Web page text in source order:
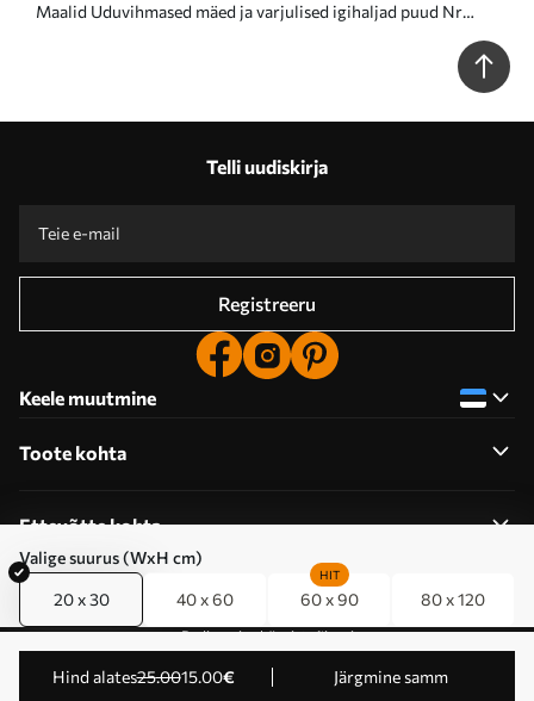
Valige suurus (WxH cm)
20 x 30 40 x 60 60 x 90
HIT
80 x 120
Hind alates25.0015.00€ Järgmine samm
Maalid Uduvihmased mäed ja varjulised igihaljad puud Nr
Telli uudiskirja
Registreeru
Keele muutmine
Toote kohta
Ettevõtte kohta
Redigeerige küpsiste õigusi
© 2011-2026 Uwalls . Kõik õigused kaitstud.
Tegevustaseme KLW Sp. z o.o. VAT ID: PL9223057591.